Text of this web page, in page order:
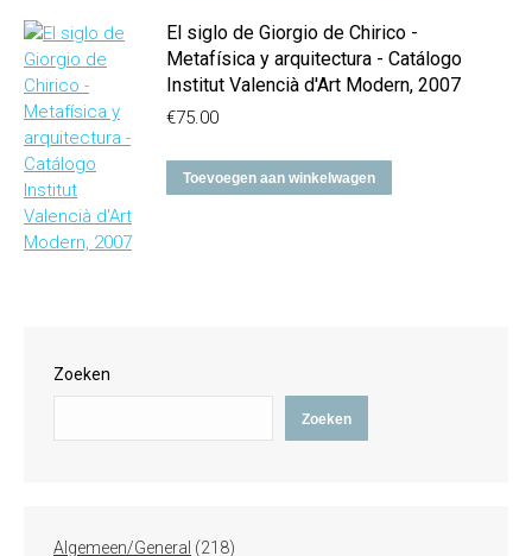
El siglo de Giorgio de Chirico -
Metafísica y arquitectura - Catálogo
Institut Valencià d'Art Modern, 2007
€75.00
Toevoegen aan winkelwagen
Zoeken
Zoeken
Algemeen/General 218218